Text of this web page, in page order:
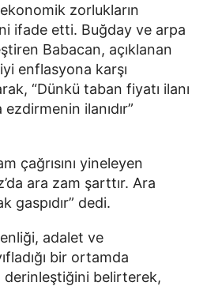
zorlukların
ifade etti. Buğday ve arpa
Babacan, açıklanan
enflasyona karşı
“Dünkü taban fiyatı ilanı
ilanıdır”
çağrısını yineleyen
ara zam şarttır. Ara
gaspıdır” dedi.
adalet ve
bir ortamda
derinleştiğini belirterek,